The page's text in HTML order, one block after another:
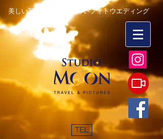
美しい写真を永遠に 楽しいフォトウエディング
TEL